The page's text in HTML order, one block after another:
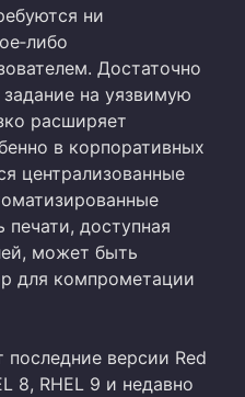
ни
Достаточно
на уязвимую
расширяет
в корпоративных
централизованные
доступная
может быть
для компрометации
последние версии Red
8, RHEL 9 и недавно